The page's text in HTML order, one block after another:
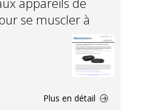
appareils de
se muscler à
Plus en détail